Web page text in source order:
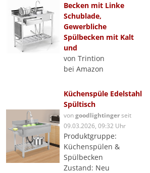
Becken mit Linke
Schublade,
Gewerbliche
Spülbecken mit Kalt
und
von Trintion
bei Amazon
Küchenspüle Edelstahl
Spültisch
vongoodlightingerseit
09.03.2026, 09:32 Uhr
Produktgruppe:
Küchenspülen &
Spülbecken
Zustand: Neu